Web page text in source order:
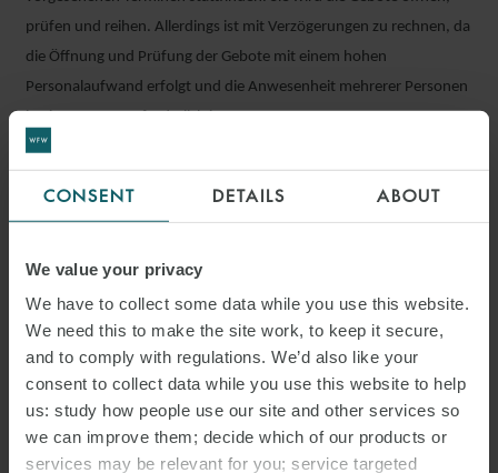
CONSENT DETAILS ABOUT
We value your privacy
We have to collect some data while you use this website.
We need this to make the site work, to keep it secure,
and to comply with regulations. We’d also like your
consent to collect data while you use this website to help
us: study how people use our site and other services so
we can improve them; decide which of our products or
services may be relevant for you; service targeted
prüfen und reihen. Allerdings ist mit Verzögerungen zu rechnen, da
die Öffnung und Prüfung der Gebote mit einem hohen
Personalaufwand erfolgt und die Anwesenheit mehrerer Personen
Die BNetzA wird die erfolgreichen Bieter informieren, aber die
Zuschlagsentscheidung zunächst nicht auf ihrer Website
Realisierungsfristen nicht in Lauf gesetzt. Die BNetzA wird die
sein könnte). Eine Ausnahme von diesem Vorgehen gilt für
bezuschlagte Biomasse-Bestandsanlagen; weiter können
erfolgreiche Bieter die Bekanntgabe ihres Zuschlags individuell
beantragen.